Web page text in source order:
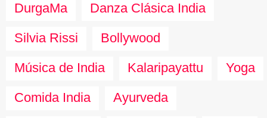
DurgaMa
Danza Clásica India
Silvia Rissi
Bollywood
Música de India
Kalaripayattu
Yoga
Comida India
Ayurveda